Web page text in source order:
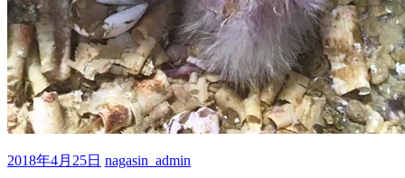
2018年4月25日 nagasin_admin